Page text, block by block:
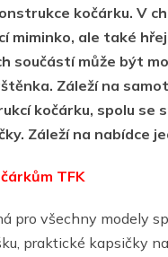
kočárku. V
ale také
součástí může být
Záleží na
kočárku, spolu se
Záleží na nabídce
TFK
pro všechny modely
praktické kapsičky